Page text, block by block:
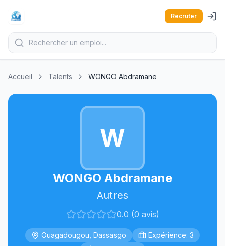
Recruter
Accueil Talents WONGO Abdramane
W
WONGO Abdramane
Autres
0.0 (0 avis)
Ouagadougou, Dassasgo
Expérience: 3